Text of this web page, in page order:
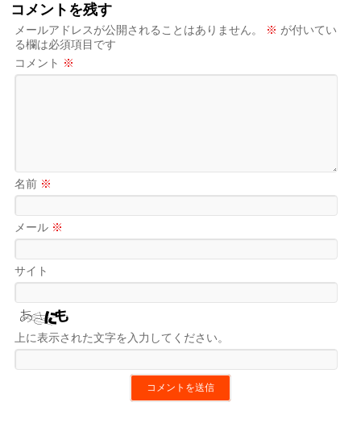
コメントを残す
メールアドレスが公開されることはありません。 ※ が付いてい
る欄は必須項目です
コメント ※
名前 ※
メール ※
サイト
上に表示された文字を入力してください。